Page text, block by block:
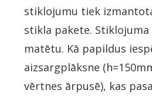
stiklojumu tiek
stikla pakete.
matētu. Kā papildus
aizsargplāksne
vērtnes ārpusē), kas